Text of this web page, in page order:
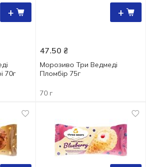
+
70г
+
47.50 ₴
Морозиво Три Ведмеді
Пломбір 75г
70 г